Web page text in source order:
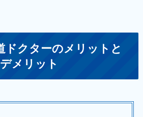
ドクターのメリットと
デメリット